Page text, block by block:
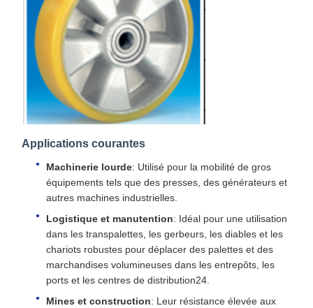
Applications courantes
Machinerie lourde: Utilisé pour la mobilité de gros
équipements tels que des presses, des générateurs et
autres machines industrielles.
Logistique et manutention: Idéal pour une utilisation
dans les transpalettes, les gerbeurs, les diables et les
chariots robustes pour déplacer des palettes et des
marchandises volumineuses dans les entrepôts, les
ports et les centres de distribution24.
Mines et construction: Leur résistance élevée aux